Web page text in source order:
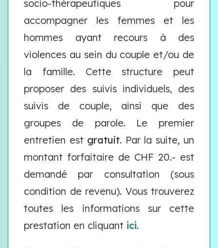
socio-thérapeutiques pour
accompagner les femmes et les
hommes ayant recours à des
violences au sein du couple et/ou de
la famille. Cette structure peut
proposer des suivis individuels, des
suivis de couple, ainsi que des
groupes de parole. Le premier
entretien est gratuit. Par la suite, un
montant forfaitaire de CHF 20.- est
demandé par consultation (sous
condition de revenu). Vous trouverez
toutes les informations sur cette
prestation en cliquant ici.